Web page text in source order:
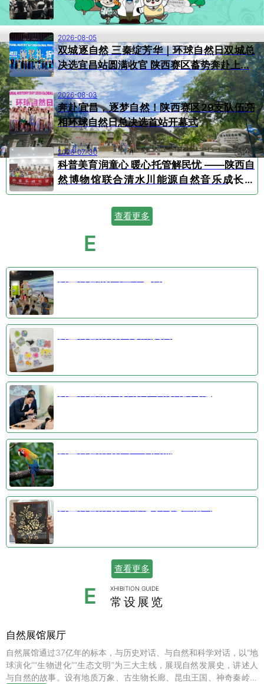
2026-08-05
双城逐自然 三秦绽芳华｜环球自然日双城总
决选宜昌站圆满收官 陕西赛区蓄势奔赴上...
2026-08-03
奔赴宜昌，逐梦自然！陕西赛区29支队伍亮
相环球自然日总决选首站开幕式
2026-07-30
科普美育润童心 暖心托管解民忧 ——陕西自
然博物馆联合清水川能源自然音乐成长营
顺...
查看更多
E
查看更多
E XHIBITION GUIDE
常设展览
自然展馆展厅
自然展馆通过37亿年的标本，与历史对话、与自然和科学对话，以“地
球演化”“生物进化”“生态文明”为三大主线，展现自然发展史，讲述人
与自然的故事。设有地质万象、古生物长廊、昆虫王国、神奇秦岭、